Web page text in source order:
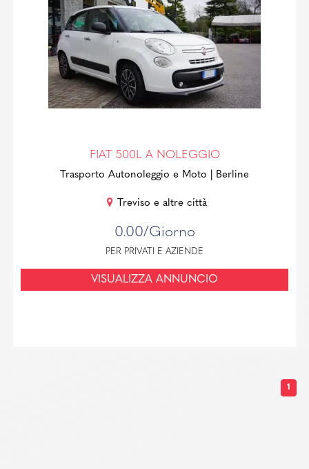
FIAT 500L A NOLEGGIO
Trasporto Autonoleggio e Moto | Berline
Treviso e altre città
0.00/Giorno
PER PRIVATI E AZIENDE
VISUALIZZA ANNUNCIO
1